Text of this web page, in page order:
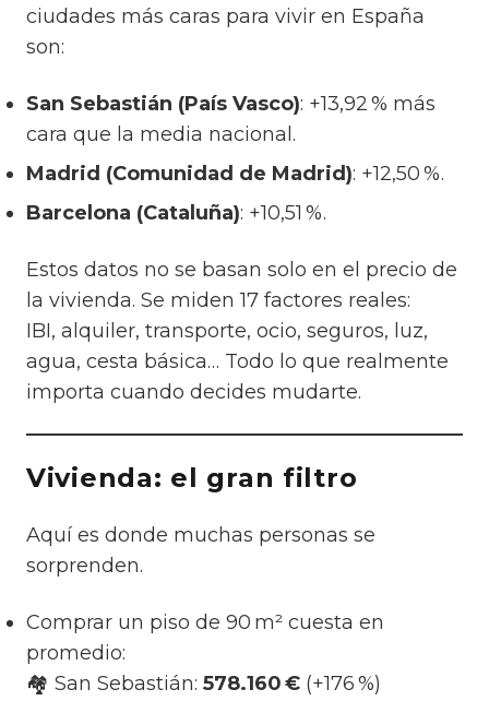
ciudades más caras para vivir en España
son:
San Sebastián (País Vasco): +13,92 % más
cara que la media nacional.
Madrid (Comunidad de Madrid): +12,50 %.
Barcelona (Cataluña): +10,51 %.
Estos datos no se basan solo en el precio de
la vivienda. Se miden 17 factores reales:
IBI, alquiler, transporte, ocio, seguros, luz,
agua, cesta básica… Todo lo que realmente
importa cuando decides mudarte.
Vivienda: el gran filtro
Aquí es donde muchas personas se
sorprenden.
Comprar un piso de 90 m² cuesta en
promedio:
🏘️ San Sebastián: 578.160 € (+176 %)